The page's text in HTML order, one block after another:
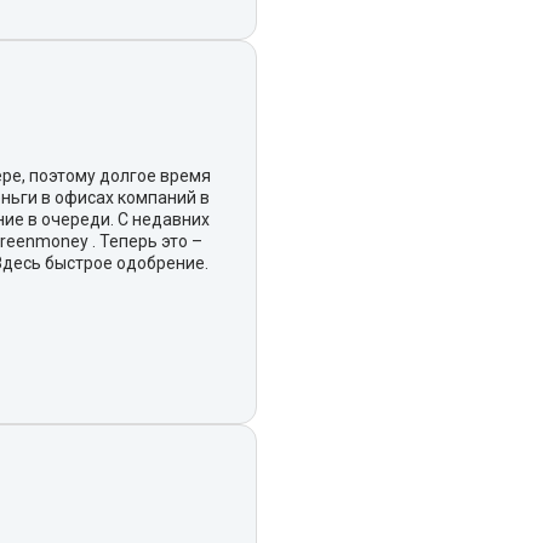
поэтому долгое время
в офисах компаний в
в очереди. С недавних
. Теперь это –
быстрое одобрение.